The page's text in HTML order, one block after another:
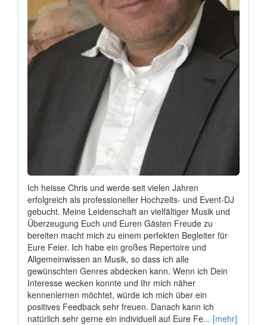
Ich heisse Chris und werde seit vielen Jahren
erfolgreich als professioneller Hochzeits- und Event-DJ
gebucht. Meine Leidenschaft an vielfältiger Musik und
Überzeugung Euch und Euren Gästen Freude zu
bereiten macht mich zu einem perfekten Begleiter für
Eure Feier. Ich habe ein großes Repertoire und
Allgemeinwissen an Musik, so dass ich alle
gewünschten Genres abdecken kann. Wenn ich Dein
Interesse wecken konnte und Ihr mich näher
kennenlernen möchtet, würde ich mich über ein
positives Feedback sehr freuen. Danach kann ich
natürlich sehr gerne ein individuell auf Eure Fe... [mehr]